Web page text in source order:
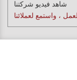
شاهد فيديو شركتنا
، واستمع لعملائنا